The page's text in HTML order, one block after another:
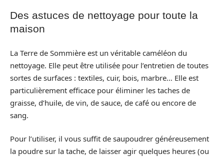
Des astuces de nettoyage pour toute la
maison
La Terre de Sommière est un véritable caméléon du
nettoyage. Elle peut être utilisée pour l’entretien de toutes
sortes de surfaces : textiles, cuir, bois, marbre… Elle est
particulièrement efficace pour éliminer les taches de
graisse, d’huile, de vin, de sauce, de café ou encore de
sang.
Pour l’utiliser, il vous suffit de saupoudrer généreusement
la poudre sur la tache, de laisser agir quelques heures (ou